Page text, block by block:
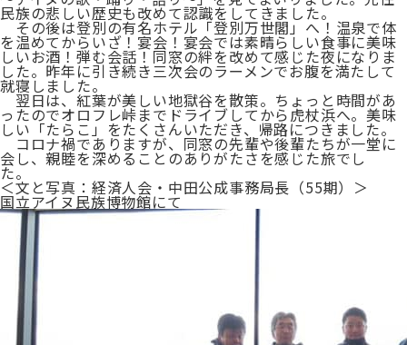
民族の悲しい歴史も改めて認識をしてきました。
その後は登別の有名ホテル「登別万世閣」へ！温泉で体
を温めてからいざ！宴会！宴会では素晴らしい食事に美味
しいお酒！弾む会話！同窓の絆を改めて感じた夜になりま
した。昨年に引き続き三次会のラーメンでお腹を満たして
就寝しました。
翌日は、紅葉が美しい地獄谷を散策。ちょっと時間があ
ったのでオロフレ峠までドライブしてから虎杖浜へ。美味
しい「たらこ」をたくさんいただき、帰路につきました。
コロナ禍でありますが、同窓の先輩や後輩たちが一堂に
会し、親睦を深めることのありがたさを感じた旅でし
た。
＜文と写真：経済人会・中田公成事務局長（55期）＞
国立アイヌ民族博物館にて